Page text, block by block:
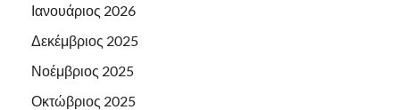
Ιανουάριος 2026
Δεκέμβριος 2025
Νοέμβριος 2025
Οκτώβριος 2025